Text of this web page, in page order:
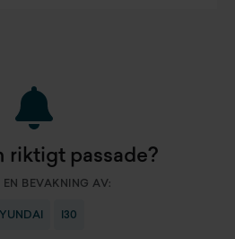
riktigt passade?
EN BEVAKNING AV:
I30